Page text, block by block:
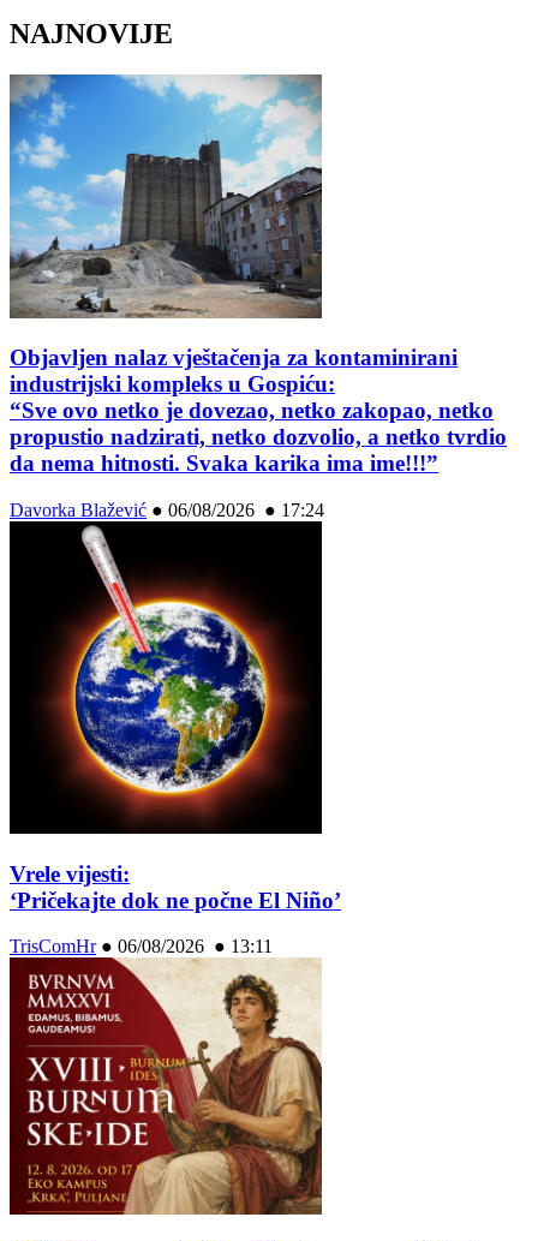
NAJNOVIJE
Objavljen nalaz vještačenja za kontaminirani
industrijski kompleks u Gospiću:
“Sve ovo netko je dovezao, netko zakopao, netko
propustio nadzirati, netko dozvolio, a netko tvrdio
da nema hitnosti. Svaka karika ima ime!!!”
Davorka Blažević ● 06/08/2026 ● 17:24
Vrele vijesti:
‘Pričekajte dok ne počne El Niño’
TrisComHr● 06/08/2026 ● 13:11